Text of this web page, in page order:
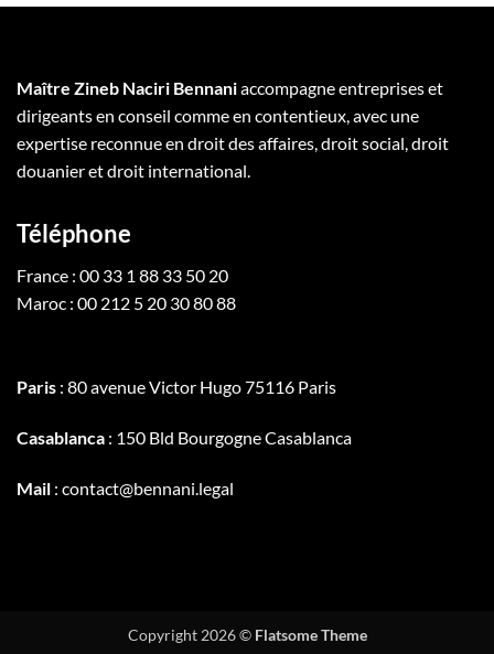
Maître Zineb Naciri Bennaniaccompagne entreprises et
dirigeants en conseil comme en contentieux, avec une
expertise reconnue en droit des affaires, droit social, droit
douanier et droit international.
Téléphone
France : 00 33 1 88 33 50 20
Maroc : 00 212 5 20 30 80 88
Paris : 80 avenue Victor Hugo 75116 Paris
Casablanca : 150 Bld Bourgogne Casablanca
Mail : contact@bennani.legal
Copyright 2026 © Flatsome Theme